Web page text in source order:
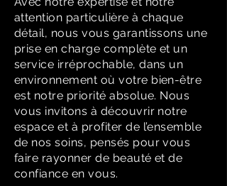
attention particulière à chaque
détail, nous vous garantissons une
prise en charge complète et un
service irréprochable, dans un
environnement où votre bien-être
est notre priorité absolue. Nous
vous invitons à découvrir notre
espace et à profiter de l’ensemble
de nos soins, pensés pour vous
faire rayonner de beauté et de
confiance en vous.